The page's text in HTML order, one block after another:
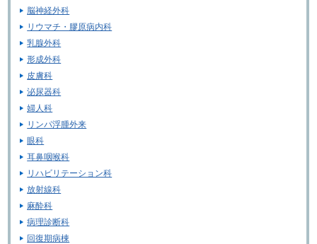
脳神経外科
リウマチ・膠原病内科
乳腺外科
形成外科
皮膚科
泌尿器科
婦人科
リンパ浮腫外来
眼科
耳鼻咽喉科
リハビリテーション科
放射線科
麻酔科
病理診断科
回復期病棟